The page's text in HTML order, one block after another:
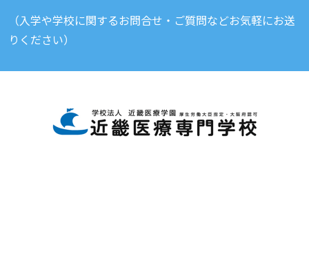
（入学や学校に関するお問合せ・ご質問などお気軽にお送
りください）